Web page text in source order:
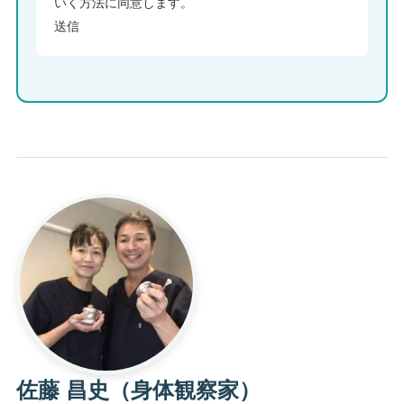
いく方法に同意します。
佐藤 昌史（身体観察家）